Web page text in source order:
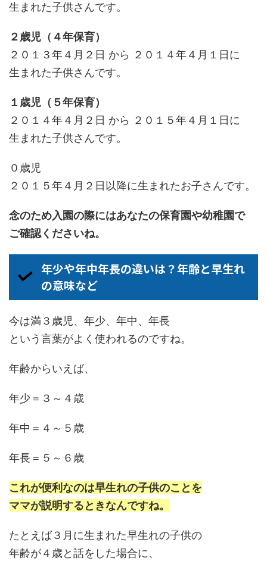
生まれた子供さんです。
２歳児（４年保育）
２０１３年４月２日 から ２０１４年４月１日に
生まれた子供さんです。
１歳児（５年保育）
２０１４年４月２日 から ２０１５年４月１日に
生まれた子供さんです。
０歳児
２０１５年４月２日以降に生まれたお子さんです。
念のため入園の際にはあなたの保育園や幼稚園で
ご確認くださいね。
年少や年中年長の違いは？年齢と早生れ
の意味など
今は満３歳児、年少、年中、年長
という言葉がよく使われるのですね。
年齢からいえば、
年少＝３～４歳
年中＝４～５歳
年長＝５～６歳
これが便利なのは早生れの子供のことを
ママが説明するときなんですね。
たとえば３月に生まれた早生れの子供の
年齢が４歳と話をした場合に、